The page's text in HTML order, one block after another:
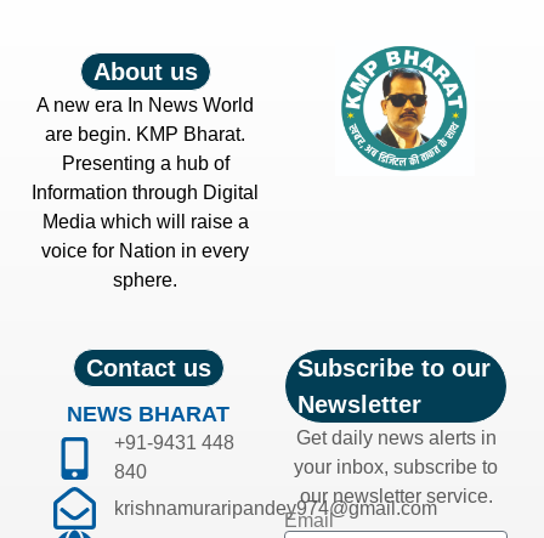
About us
A new era In News World
are begin. KMP Bharat.
Presenting a hub of
Information through Digital
Media which will raise a
voice for Nation in every
sphere.
Contact us
NEWS BHARAT
+91-9431 448
840
krishnamuraripandey974@gmail.com
Subscribe to our
Newsletter
Get daily news alerts in
your inbox, subscribe to
our newsletter service.
Email